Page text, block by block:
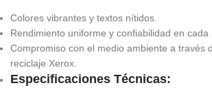
Colores vibrantes y textos nítidos.
Rendimiento uniforme y confiabilidad en cada
Compromiso con el medio ambiente a través
reciclaje Xerox.
Especificaciones Técnicas: